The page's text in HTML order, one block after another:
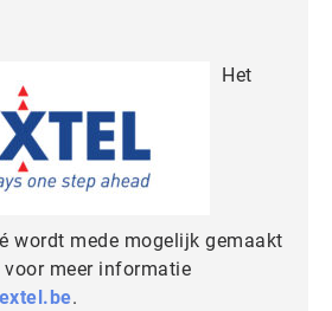
Het
wordt mede mogelijk gemaakt
meer informatie
.